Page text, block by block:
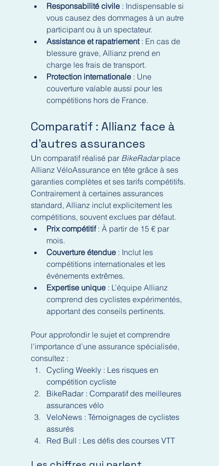
Responsabilité civile : Indispensable si
vous causez des dommages à un autre
participant ou à un spectateur.
Assistance et rapatriement : En cas de
blessure grave, Allianz prend en
charge les frais de transport.
Protection internationale : Une
couverture valable aussi pour les
compétitions hors de France.
Comparatif : Allianz face à
d’autres assurances
Un comparatif réalisé par BikeRadar place
Allianz VéloAssurance en tête grâce à ses
garanties complètes et ses tarifs compétitifs.
Contrairement à certaines assurances
standard, Allianz inclut explicitement les
compétitions, souvent exclues par défaut.
Prix compétitif : À partir de 15 € par
mois.
Couverture étendue : Inclut les
compétitions internationales et les
événements extrêmes.
Expertise unique : L’équipe Allianz
comprend des cyclistes expérimentés,
apportant des conseils pertinents.
Pour approfondir le sujet et comprendre
l’importance d’une assurance spécialisée,
consultez :
Cycling Weekly : Les risques en
compétition cycliste
BikeRadar : Comparatif des meilleures
assurances vélo
VeloNews : Témoignages de cyclistes
assurés
Red Bull : Les défis des courses VTT